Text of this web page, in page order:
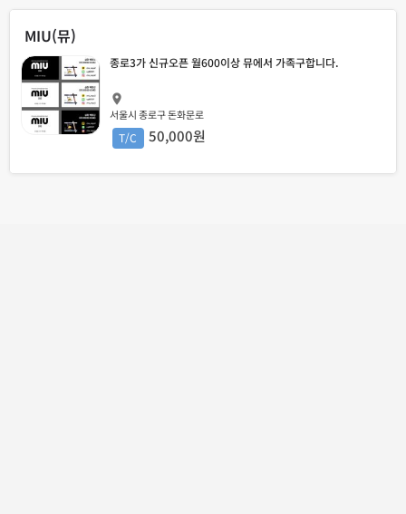
MIU(뮤)
종로3가 신규오픈 월600이상 뮤에서 가족구합니다.
서울시 종로구 돈화문로
T/C 50,000원